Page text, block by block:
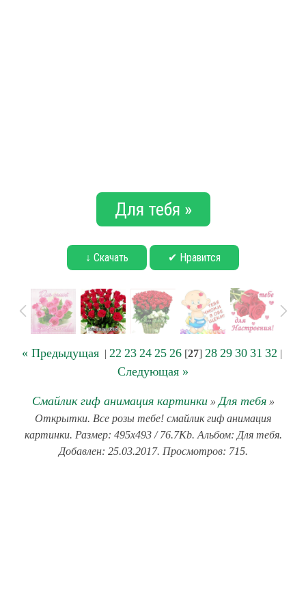
Для тебя »
↓ Скачать ✔ Нравится
« Предыдущая| 22 23 24 25 26[27] 28 29 30 31 32 |
Следующая »
Смайлик гиф анимация картинки» Для тебя»
Открытки. Все розы тебе! смайлик гиф анимация
картинки. Размер: 495x493 / 76.7Kb. Альбом: Для тебя.
Добавлен: 25.03.2017. Просмотров: 715.